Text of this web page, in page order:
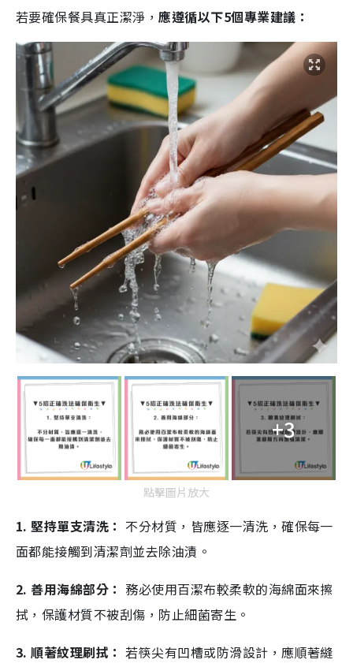
若要確保餐具真正潔淨，應遵循以下5個專業建議：
+3
點擊圖片放大
1. 堅持單支清洗： 不分材質，皆應逐一清洗，確保每一
面都能接觸到清潔劑並去除油漬。
2. 善用海綿部分： 務必使用百潔布較柔軟的海綿面來擦
拭，保護材質不被刮傷，防止細菌寄生。
3. 順著紋理刷拭： 若筷尖有凹槽或防滑設計，應順著縫